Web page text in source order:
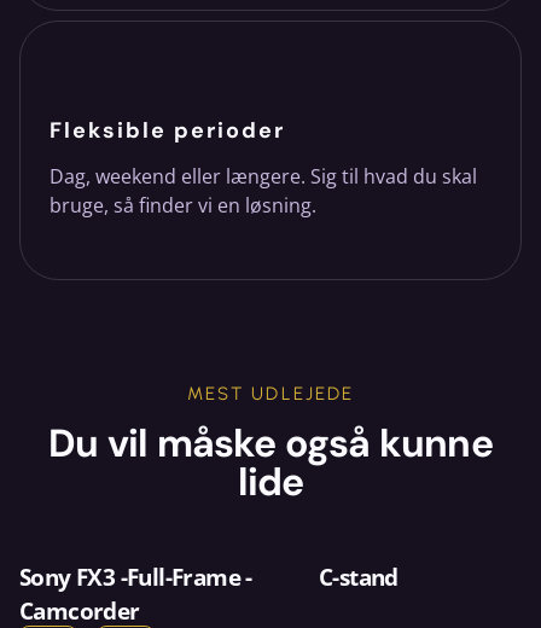
Fleksible perioder
Dag, weekend eller længere. Sig til hvad du skal
bruge, så finder vi en løsning.
MEST UDLEJEDE
Du vil måske også kunne
lide
Sony FX3 -Full-Frame -
Camcorder
C-stand